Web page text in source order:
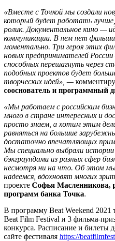
«Вместе с Точкой мы создали
который будет работать
ролик. Документальное кино —
коммуникации. В нем нет
моментально. Три героя этих
новых предпринимателей
способных перешагнуть через
подобных проектов будет
творческих идей», —
сооснователь и программный
«Мы работаем с российским
много в стране интересных и
просто знаем, а хотим этим
равняться на большие
достаточно впечатляющих
Мы специально выбрали
бэкграундами из разных сфер
несмотря ни на что. Об этом
надеемся, вдохновят многих
проекте Софья Масленникова,
программ банка Точка.
В программу Beat Weekend 2021
Beat Film Festival и 3 фильма-
конкурса. Расписание и билеты
сайте фестиваля https://